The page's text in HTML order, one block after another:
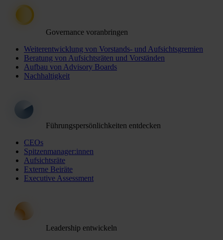
Governance voranbringen
Weiterentwicklung von Vorstands- und Aufsichtsgremien
Beratung von Aufsichtsräten und Vorständen
Aufbau von Advisory Boards
Nachhaltigkeit
Führungspersönlichkeiten entdecken
CEOs
Spitzenmanager:innen
Aufsichtsräte
Externe Beiräte
Executive Assessment
Leadership entwickeln